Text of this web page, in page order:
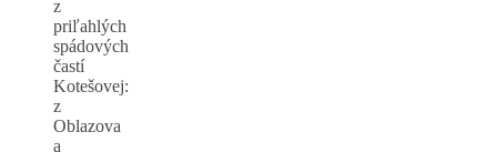
z
priľahlých
spádových
častí
Kotešovej:
z
Oblazova
a